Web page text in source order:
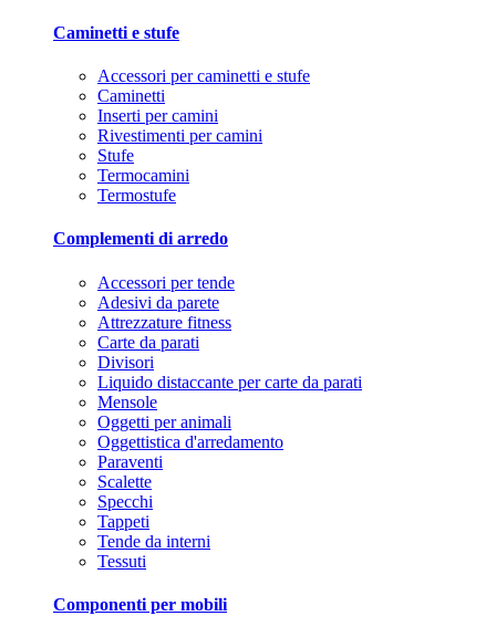
Caminetti e stufe
Accessori per caminetti e stufe
Caminetti
Inserti per camini
Rivestimenti per camini
Stufe
Termocamini
Termostufe
Complementi di arredo
Accessori per tende
Adesivi da parete
Attrezzature fitness
Carte da parati
Divisori
Liquido distaccante per carte da parati
Mensole
Oggetti per animali
Oggettistica d'arredamento
Paraventi
Scalette
Specchi
Tappeti
Tende da interni
Tessuti
Componenti per mobili